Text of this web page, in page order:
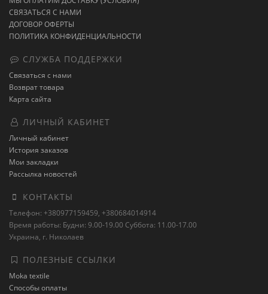
СВЯЗАТЬСЯ С НАМИ
ДОГОВОР ОФЕРТЫ
ПОЛИТИКА КОНФИДЕНЦИАЛЬНОСТИ
СЛУЖБА ПОДДЕРЖКИ
Связаться с нами
Возврат товара
Карта сайта
ЛИЧНЫЙ КАБИНЕТ
Личный кабинет
История заказов
Мои закладки
Рассылка новостей
КОНТАКТЫ
Телефон: +380977159459, +380684014914
Время работы: Будни: 9.00-19.00 Суббота: 11.00-17.00
Украина, г. Николаев
ПОЛЕЗНЫЕ ССЫЛКИ
Moka textile
Способы оплаты